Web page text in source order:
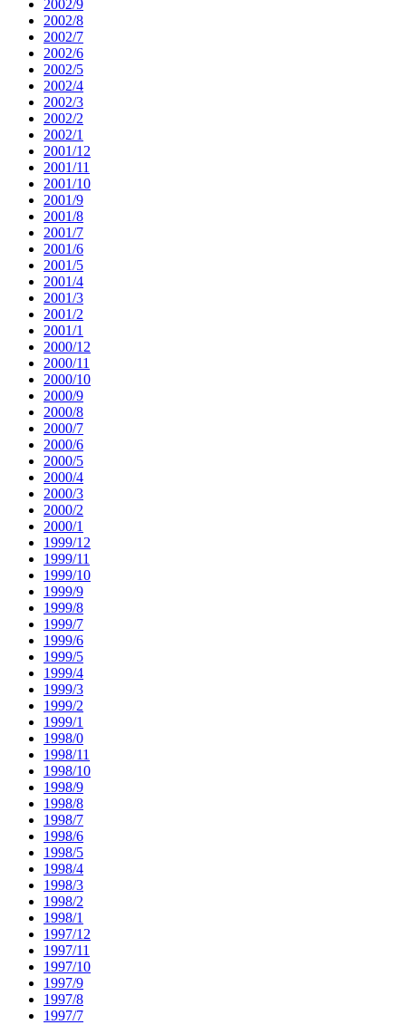
2002/9
2002/8
2002/7
2002/6
2002/5
2002/4
2002/3
2002/2
2002/1
2001/12
2001/11
2001/10
2001/9
2001/8
2001/7
2001/6
2001/5
2001/4
2001/3
2001/2
2001/1
2000/12
2000/11
2000/10
2000/9
2000/8
2000/7
2000/6
2000/5
2000/4
2000/3
2000/2
2000/1
1999/12
1999/11
1999/10
1999/9
1999/8
1999/7
1999/6
1999/5
1999/4
1999/3
1999/2
1999/1
1998/0
1998/11
1998/10
1998/9
1998/8
1998/7
1998/6
1998/5
1998/4
1998/3
1998/2
1998/1
1997/12
1997/11
1997/10
1997/9
1997/8
1997/7